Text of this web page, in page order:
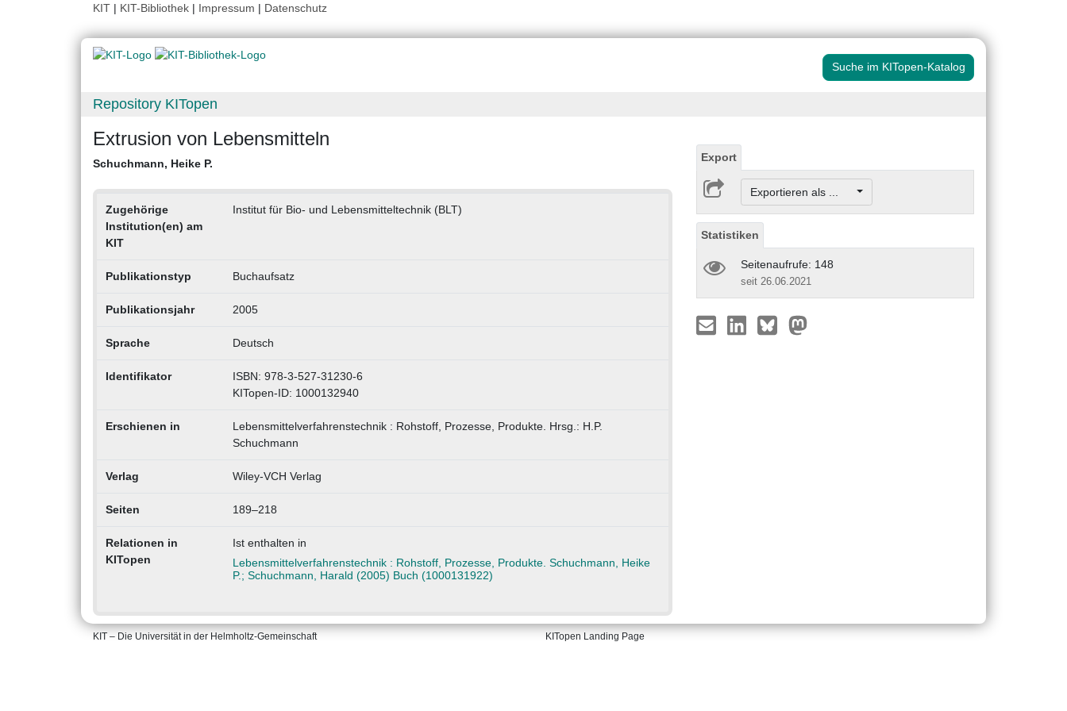
KIT | KIT-Bibliothek | Impressum | Datenschutz
Suche im KITopen-Katalog
Repository KITopen
Extrusion von Lebensmitteln
Schuchmann, Heike P.
Zugehörige
Institution(en) am
KIT
Institut für Bio- und Lebensmitteltechnik (BLT)
Publikationstyp Buchaufsatz
Publikationsjahr 2005
Sprache Deutsch
Identifikator
ISBN: 978-3-527-31230-6
KITopen-ID: 1000132940
Erschienen in
Lebensmittelverfahrenstechnik : Rohstoff, Prozesse, Produkte. Hrsg.: H.P.
Schuchmann
Verlag Wiley-VCH Verlag
Seiten 189–218
Relationen in
KITopen
Ist enthalten in
Lebensmittelverfahrenstechnik : Rohstoff, Prozesse, Produkte. Schuchmann, Heike
P.; Schuchmann, Harald (2005) Buch (1000131922)
Export
Exportieren als ...
Statistiken
Seitenaufrufe: 148
seit 26.06.2021
KIT – Die Universität in der Helmholtz-Gemeinschaft KITopen Landing Page